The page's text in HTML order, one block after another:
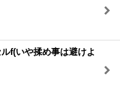
f(いや揉め事は避けよ